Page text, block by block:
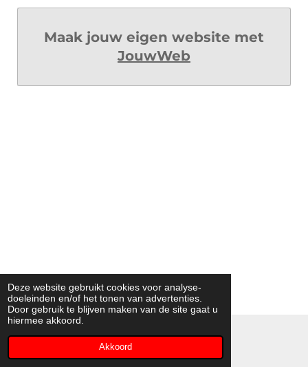
Deze website gebruikt cookies voor analyse-
doeleinden en/of het tonen van advertenties.
Door gebruik te blijven maken van de site gaat u
hiermee akkoord.
Akkoord
Maak jouw eigen website met
JouwWeb
JouwWeb